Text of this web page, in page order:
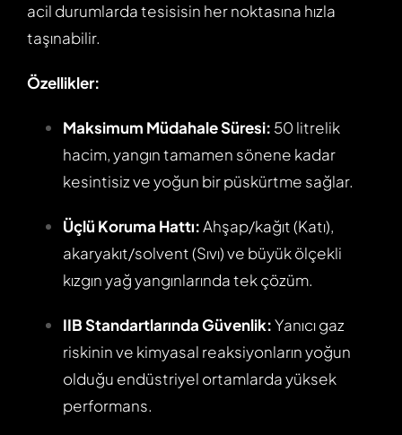
acil durumlarda tesisisin her noktasına hızla
taşınabilir.
Özellikler:
Maksimum Müdahale Süresi: 50 litrelik
hacim, yangın tamamen sönene kadar
kesintisiz ve yoğun bir püskürtme sağlar.
Üçlü Koruma Hattı:Ahşap/kağıt (Katı),
akaryakıt/solvent (Sıvı) ve büyük ölçekli
kızgın yağ yangınlarında tek çözüm.
IIB Standartlarında Güvenlik:Yanıcı gaz
riskinin ve kimyasal reaksiyonların yoğun
olduğu endüstriyel ortamlarda yüksek
performans.